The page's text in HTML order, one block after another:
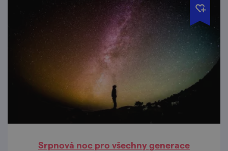
Srpnová noc pro všechny generace